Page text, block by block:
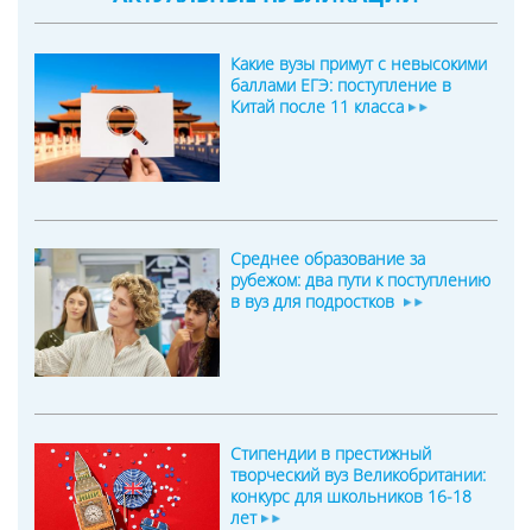
Какие вузы примут с невысокими
баллами ЕГЭ: поступление в
Китай после 11 класса
Среднее образование за
рубежом: два пути к поступлению
в вуз для подростков
Стипендии в престижный
творческий вуз Великобритании:
конкурс для школьников 16-18
лет